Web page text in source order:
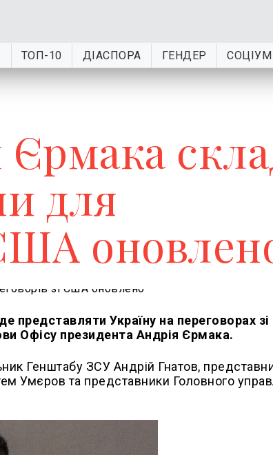
ТОП-10 ДІАСПОРА ГЕНДЕР СОЦІУМ
Єрмака
для
представляти Україну на переговорах зі
Офісу президента Андрія Єрмака.
Генштабу ЗСУ Андрій Гнатов,
Умєров та представники Головного